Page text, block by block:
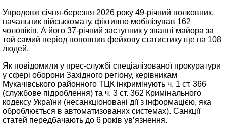
Упродовж січня-березня 2026 року 49-річний полковник,
начальник військкомату, фіктивно мобілізував 162
чоловіків. А його 37-річний заступник у званні майора за
той самий період поповнив фейкову статистику ще на 108
людей.
Як повідомили у прес-службі спеціалізованої прокуратури
у сфері оборони Західного регіону, керівникам
Мукачівського районного ТЦК інкримінують ч. 1 ст. 366
(службове підроблення) та ч. 3 ст. 362 Кримінального
кодексу України (несанкціоновані дії з інформацією, яка
оброблюється в автоматизованих системах). Санкції
статей передбачають до 6 років ув’язнення.